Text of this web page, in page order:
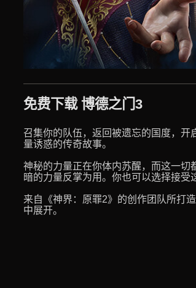
免费下载 博德之门3
召集你的队伍，返回被遗忘的国度，开
量诱惑的传奇故事。
神秘的力量正在你体内苏醒，而这一
暗的力量反掌为用。你也可以选择接受
来自《神界：原罪2》的创作团队所打
中展开。